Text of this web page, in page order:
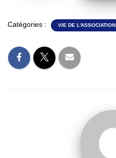
Catégories : VIE DE L'ASSOCIATION